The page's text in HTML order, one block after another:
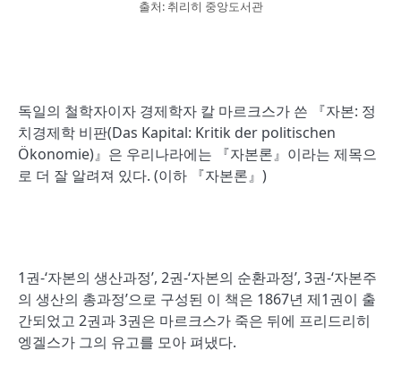
출처: 취리히 중앙도서관
독일의 철학자이자 경제학자 칼 마르크스가 쓴 『자본: 정
치경제학 비판(Das Kapital: Kritik der politischen
Ökonomie)』은 우리나라에는 『자본론』이라는 제목으
로 더 잘 알려져 있다. (이하 『자본론』)
1권-‘자본의 생산과정’, 2권-‘자본의 순환과정’, 3권-‘자본주
의 생산의 총과정’으로 구성된 이 책은 1867년 제1권이 출
간되었고 2권과 3권은 마르크스가 죽은 뒤에 프리드리히
엥겔스가 그의 유고를 모아 펴냈다.